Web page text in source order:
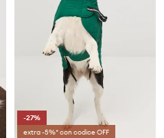
-27%
extra -5%* con codice OFF